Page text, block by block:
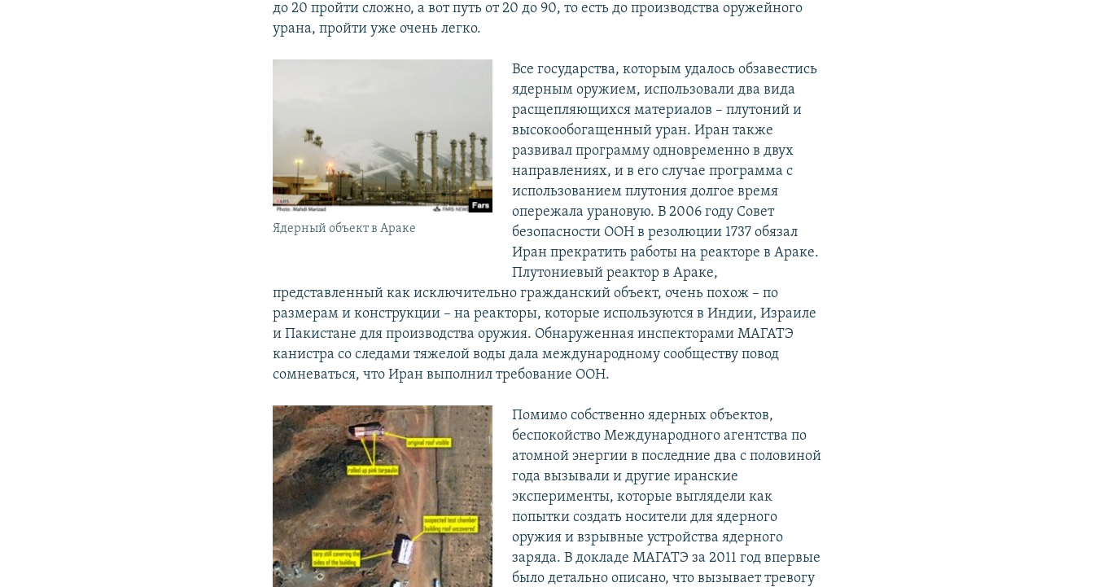
до 20 пройти сложно, а вот путь от 20 до 90, то есть до производства оружейного
урана, пройти уже очень легко.
Ядерный объект в Араке
Все государства, которым удалось обзавестись
ядерным оружием, использовали два вида
расщепляющихся материалов – плутоний и
высокообогащенный уран. Иран также
развивал программу одновременно в двух
направлениях, и в его случае программа с
использованием плутония долгое время
опережала урановую. В 2006 году Совет
безопасности ООН в резолюции 1737 обязал
Иран прекратить работы на реакторе в Араке.
Плутониевый реактор в Араке,
представленный как исключительно гражданский объект, очень похож – по
размерам и конструкции – на реакторы, которые используются в Индии, Израиле
и Пакистане для производства оружия. Обнаруженная инспекторами МАГАТЭ
канистра со следами тяжелой воды дала международному сообществу повод
сомневаться, что Иран выполнил требование ООН.
Помимо собственно ядерных объектов,
беспокойство Международного агентства по
атомной энергии в последние два с половиной
года вызывали и другие иранские
эксперименты, которые выглядели как
попытки создать носители для ядерного
оружия и взрывные устройства ядерного
заряда. В докладе МАГАТЭ за 2011 год впервые
было детально описано, что вызывает тревогу